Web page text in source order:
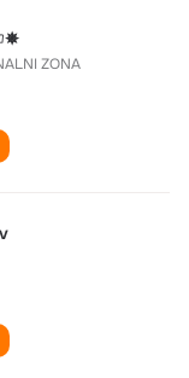
ZONA